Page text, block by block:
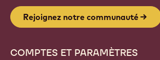
Rejoignez notre communauté
COMPTES ET PARAMÈTRES